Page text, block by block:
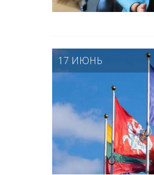
17 ИЮНЬ